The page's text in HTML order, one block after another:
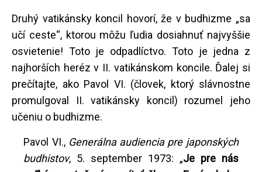
Druhý vatikánsky koncil hovorí, že v budhizme „sa
učí ceste“, ktorou môžu ľudia dosiahnuť najvyššie
osvietenie! Toto je odpadlíctvo. Toto je jedna z
najhorších heréz v II. vatikánskom koncile. Ďalej si
prečítajte, ako Pavol VI. (človek, ktorý slávnostne
promulgoval II. vatikánsky koncil) rozumel jeho
učeniu o budhizme.
Pavol VI., Generálna audiencia pre japonských
budhistov, 5. september 1973: „Je pre nás